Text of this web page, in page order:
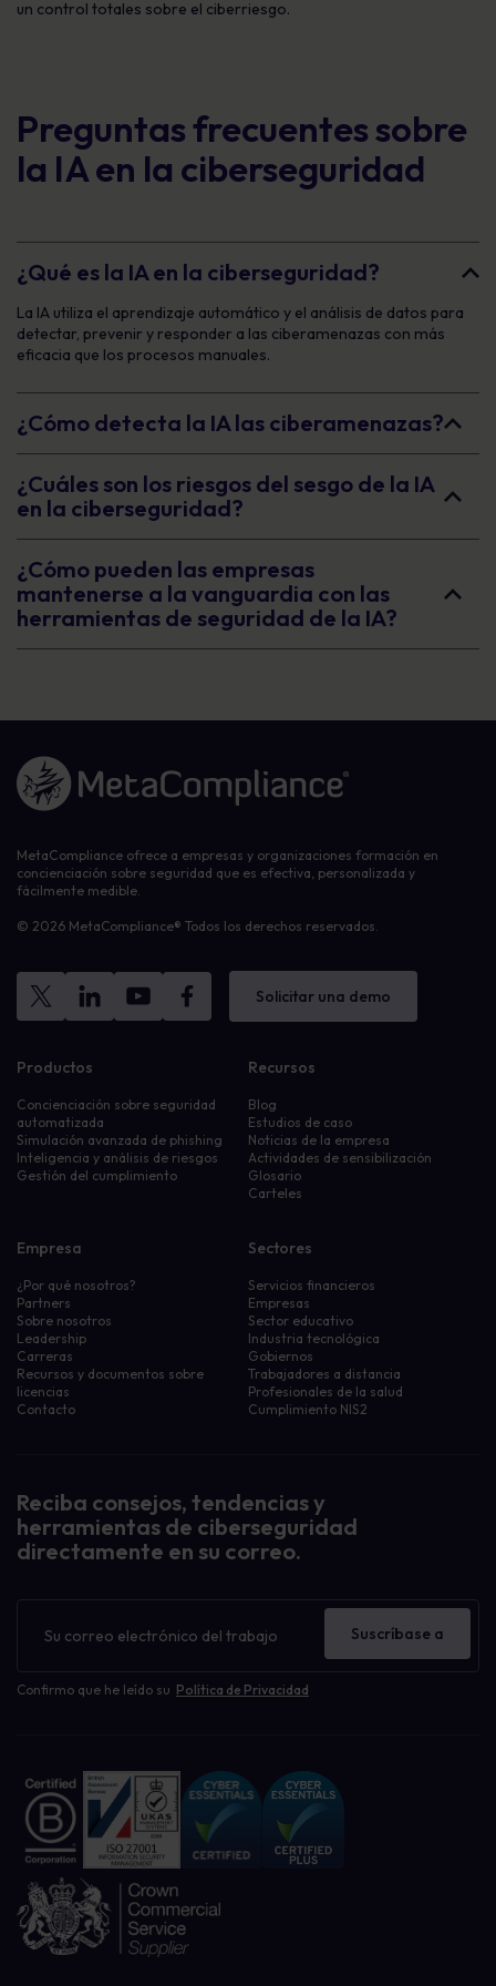
un control totales sobre el ciberriesgo.
Preguntas frecuentes sobre
la IA en la ciberseguridad
¿Qué es la IA en la ciberseguridad?
La IA utiliza el aprendizaje automático y el análisis de datos para
detectar, prevenir y responder a las ciberamenazas con más
eficacia que los procesos manuales.
¿Cómo detecta la IA las ciberamenazas?
¿Cuáles son los riesgos del sesgo de la IA
en la ciberseguridad?
¿Cómo pueden las empresas
mantenerse a la vanguardia con las
herramientas de seguridad de la IA?
Enlace a la página de inicio
MetaCompliance ofrece a empresas y organizaciones formación en
concienciación sobre seguridad que es efectiva, personalizada y
fácilmente medible.
© 2026 MetaCompliance® Todos los derechos reservados.
Solicitar una demo
Productos
Concienciación sobre seguridad
automatizada
Simulación avanzada de phishing
Inteligencia y análisis de riesgos
Gestión del cumplimiento
Recursos
Blog
Estudios de caso
Noticias de la empresa
Actividades de sensibilización
Glosario
Carteles
Empresa
¿Por qué nosotros?
Partners
Sobre nosotros
Leadership
Carreras
Recursos y documentos sobre
licencias
Contacto
Sectores
Servicios financieros
Empresas
Sector educativo
Industria tecnológica
Gobiernos
Trabajadores a distancia
Profesionales de la salud
Cumplimiento NIS2
Reciba consejos, tendencias y
herramientas de ciberseguridad
directamente en su correo.
Confirmo que he leído su Política de Privacidad
Suscríbase a